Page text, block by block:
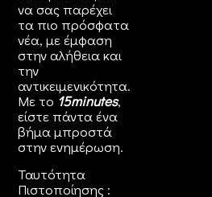
να σας παρέχει
τα πιο πρόσφατα
νέα, με έμφαση
στην αλήθεια και
την
αντικειμενικότητα.
Με το 15minutes,
είστε πάντα ένα
βήμα μπροστά
στηνενημέρωση.
Ταυτότητα
Πιστοποίησης :